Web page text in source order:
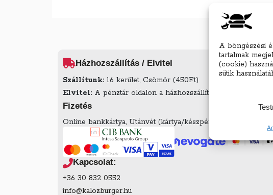
A böngészési
tartalmak
(cookie)
sütik
Házhozszállítás / Elvitel
Szállítunk: 16 kerület, Csömör (450Ft)
Elvitel: A pénztár oldalon a házhozszállítás mellett
Fizetés
Online bankkártya, Utánvét (kártya/készpénz az étel
Kapcsolat:
+36 30 832 0552
info@kalozburger.hu